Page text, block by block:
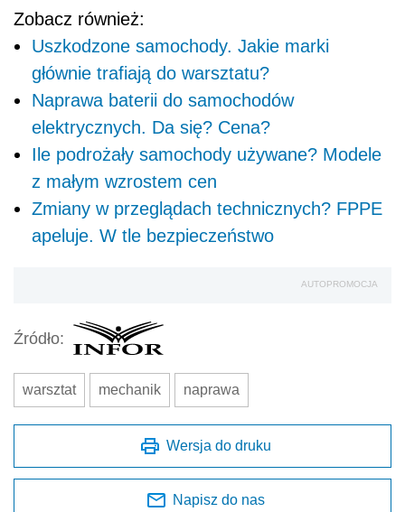
Zobacz również:
Uszkodzone samochody. Jakie marki
głównie trafiają do warsztatu?
Naprawa baterii do samochodów
elektrycznych. Da się? Cena?
Ile podrożały samochody używane? Modele
z małym wzrostem cen
Zmiany w przeglądach technicznych? FPPE
apeluje. W tle bezpieczeństwo
AUTOPROMOCJA
Źródło:
warsztat mechanik naprawa
Wersja do druku
Napisz do nas